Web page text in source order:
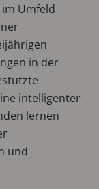
Umfeld
in der
intelligenter
lernen
und